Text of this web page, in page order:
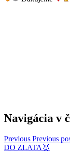
Navigácia v
Previous Previous
DO ZLATA🥇